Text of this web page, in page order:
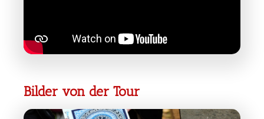
Bilder von der Tour